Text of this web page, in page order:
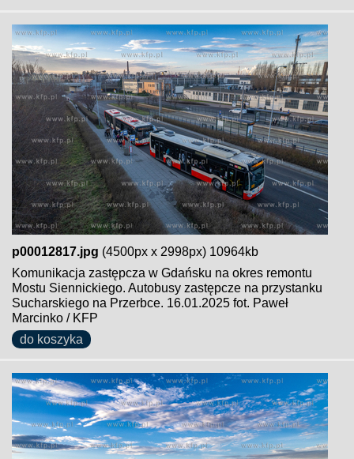
p00012817.jpg (4500px x 2998px) 10964kb
Komunikacja zastępcza w Gdańsku na okres remontu
Mostu Siennickiego. Autobusy zastępcze na przystanku
Sucharskiego na Przerbce. 16.01.2025 fot. Paweł
Marcinko / KFP
do koszyka